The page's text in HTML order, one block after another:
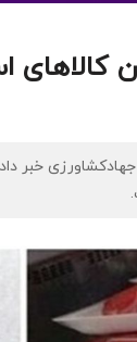
جهادکشاورزی